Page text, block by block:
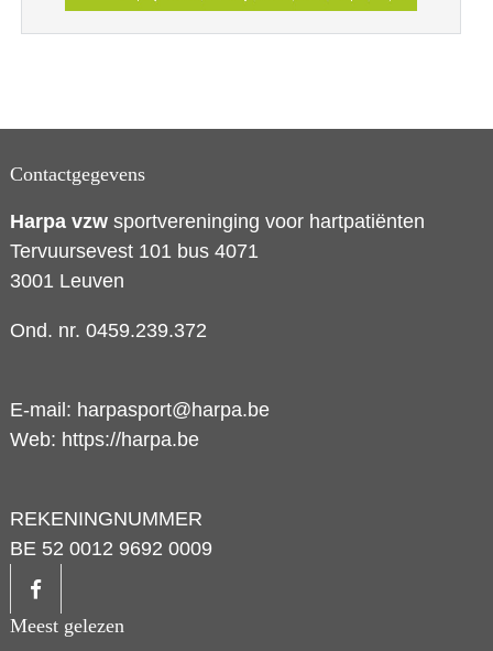
Contactgegevens
Harpa vzw sportvereninging voor hartpatiënten
Tervuursevest 101 bus 4071
3001 Leuven
Ond. nr. 0459.239.372
E-mail: harpasport@harpa.be
Web: https://harpa.be
REKENINGNUMMER
BE 52 0012 9692 0009
Meest gelezen